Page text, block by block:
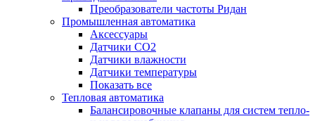
Преобразователи частоты Ридан
Промышленная автоматика
Аксессуары
Датчики CO2
Датчики влажности
Датчики температуры
Показать все
Тепловая автоматика
Балансировочные клапаны для систем тепло-